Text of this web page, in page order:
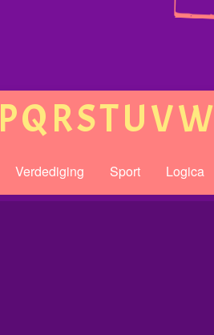
PQRSTUVW
Verdediging Sport Logica